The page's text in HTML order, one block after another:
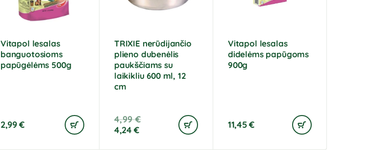
Vitapol lesalas
banguotosioms
papūgėlėms 500g
2,99€
TRIXIE nerūdijančio
plieno dubenėlis
paukščiams su
laikikliu 600 ml, 12
cm
4,99€
4,24€
Vitapol lesalas
didelėms papūgoms
900g
11,45€